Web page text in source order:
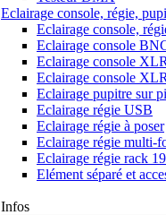
Eclairage console, régie,
Eclairage console,
Eclairage console
Eclairage console
Eclairage console
Eclairage pupitre sur
Eclairage régie USB
Eclairage régie à poser
Eclairage régie multi-
Eclairage régie rack
Elément séparé et
Infos